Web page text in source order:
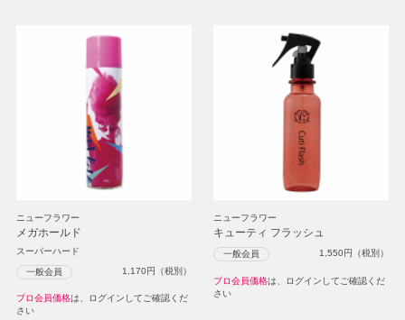
ニューフラワー
メガホールド
スーパーハード
一般会員 1,170円（税別）
プロ会員価格は、ログインしてご確認くだ
さい
ニューフラワー
キューティ フラッシュ
一般会員 1,550円（税別）
プロ会員価格は、ログインしてご確認くだ
さい